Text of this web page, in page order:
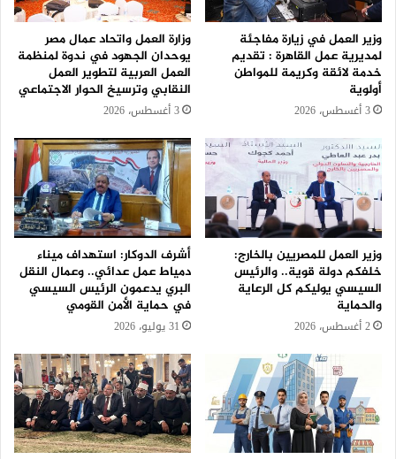
وزير العمل في زيارة مفاجئة
لمديرية عمل القاهرة : تقديم
خدمة لائقة وكريمة للمواطن
أولوية
3 أغسطس، 2026
وزارة العمل واتحاد عمال مصر
يوحدان الجهود في ندوة لمنظمة
العمل العربية لتطوير العمل
النقابي وترسيخ الحوار الاجتماعي
3 أغسطس، 2026
وزير العمل للمصريين بالخارج:
خلفكم دولة قوية.. والرئيس
السيسي يوليكم كل الرعاية
والحماية
2 أغسطس، 2026
أشرف الدوكار: استهداف ميناء
دمياط عمل عدائي.. وعمال النقل
البري يدعمون الرئيس السيسي
في حماية الأمن القومي
31 يوليو، 2026